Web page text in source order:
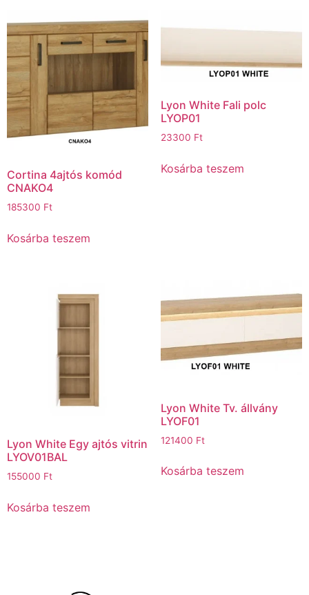
Cortina 4ajtós komód
CNAKO4
185300 Ft
Kosárba teszem
Lyon White Fali polc
LYOP01
23300 Ft
Kosárba teszem
Lyon White Egy ajtós vitrin
LYOV01BAL
155000 Ft
Kosárba teszem
Lyon White Tv. állvány
LYOF01
121400 Ft
Kosárba teszem